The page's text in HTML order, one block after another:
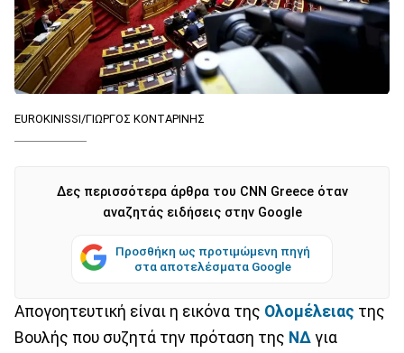
EUROKINISSI/ΓΙΩΡΓΟΣ ΚΟΝΤΑΡΙΝΗΣ
Δες περισσότερα άρθρα του CNN Greece όταν
αναζητάς ειδήσεις στην Google
Προσθήκη ως προτιμώμενη πηγή
στα αποτελέσματα Google
Απογοητευτική είναι η εικόνα της Ολομέλειας της
Βουλής που συζητά την πρόταση της ΝΔ για